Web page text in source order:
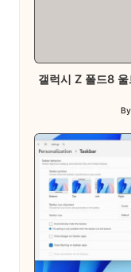
갤럭시 Z 폴드8
By
Posted
in